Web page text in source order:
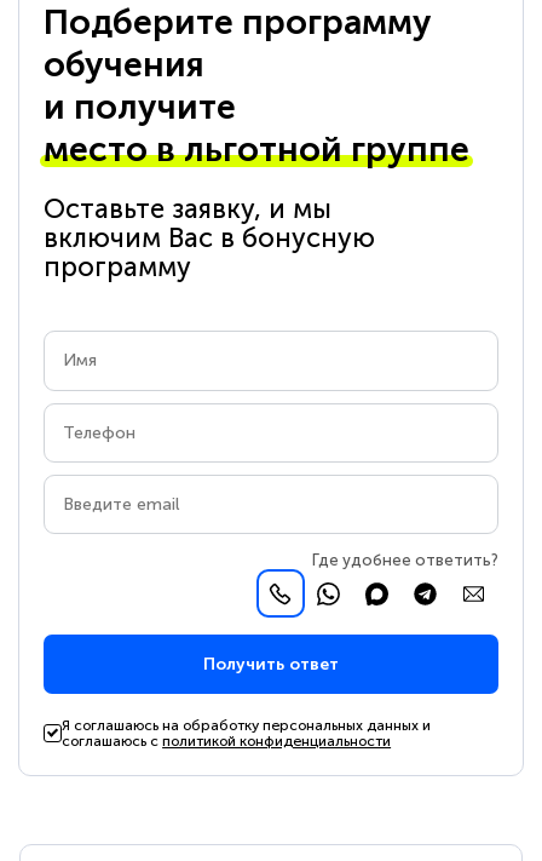
Подберите программу
обучения
и получите
место в льготной группе
Оставьте заявку, и мы
включим Вас в бонусную
программу
Где удобнее ответить?
Получить ответ
Я соглашаюсь на обработку персональных данных и
соглашаюсь сполитикой конфиденциальности